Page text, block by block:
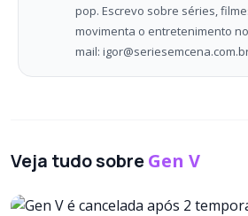
pop. Escrevo sobre séries,
movimenta o entretenimento
mail:
Veja tudo sobreGen V